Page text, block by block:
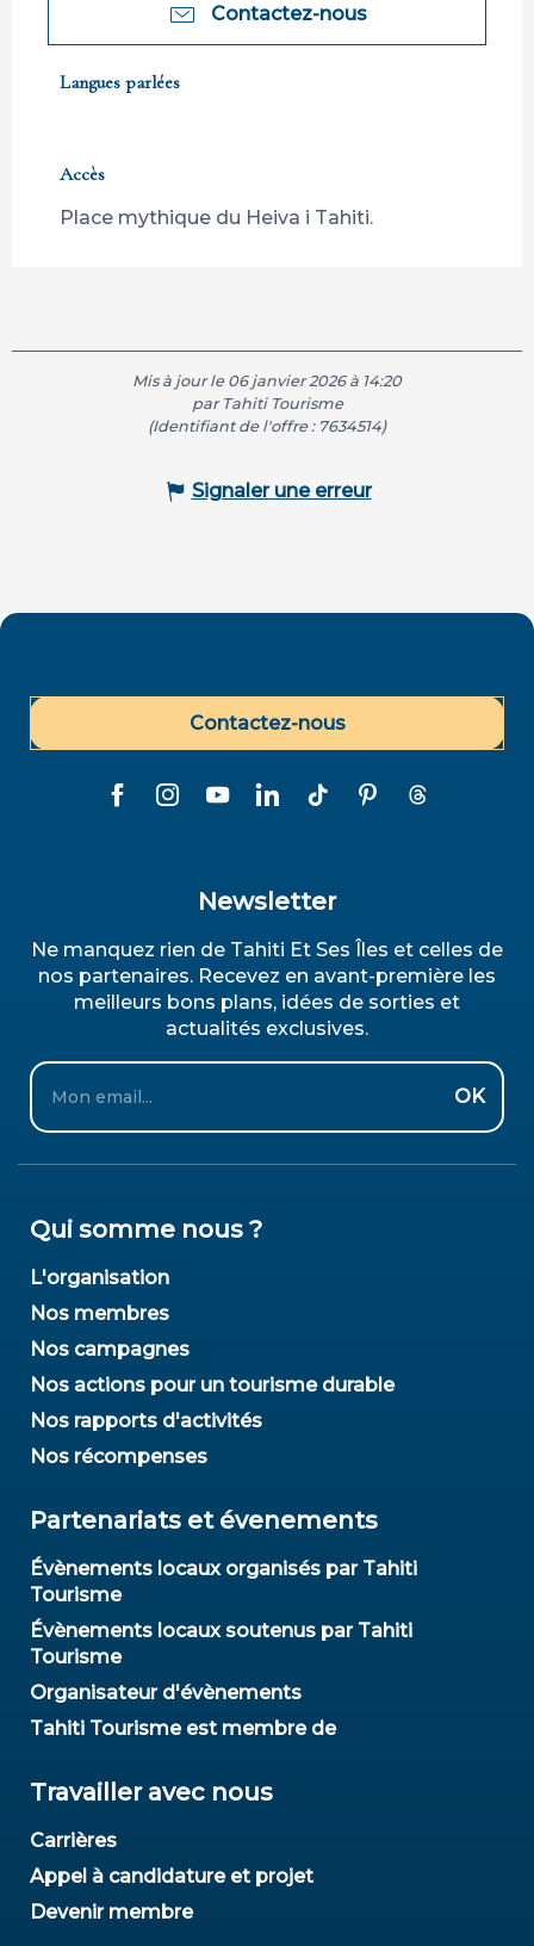
Contactez-nous
Langues parlées
Langues parlées
Accès
Accès
Place mythique du Heiva i Tahiti.
Mis à jour le 06 janvier 2026 à 14:20
par Tahiti Tourisme
(Identifiant de l'offre : 7634514)
Signaler une erreur
Contactez-nous
Newsletter
Ne manquez rien de Tahiti Et Ses Îles et celles de
nos partenaires. Recevez en avant-première les
meilleurs bons plans, idées de sorties et
actualités exclusives.
Email
OK
Qui somme nous ?
L'organisation
Nos membres
Nos campagnes
Nos actions pour un tourisme durable
Nos rapports d'activités
Nos récompenses
Partenariats et évenements
Évènements locaux organisés par Tahiti
Tourisme
Évènements locaux soutenus par Tahiti
Tourisme
Organisateur d'évènements
Tahiti Tourisme est membre de
Travailler avec nous
Carrières
Appel à candidature et projet
Devenir membre